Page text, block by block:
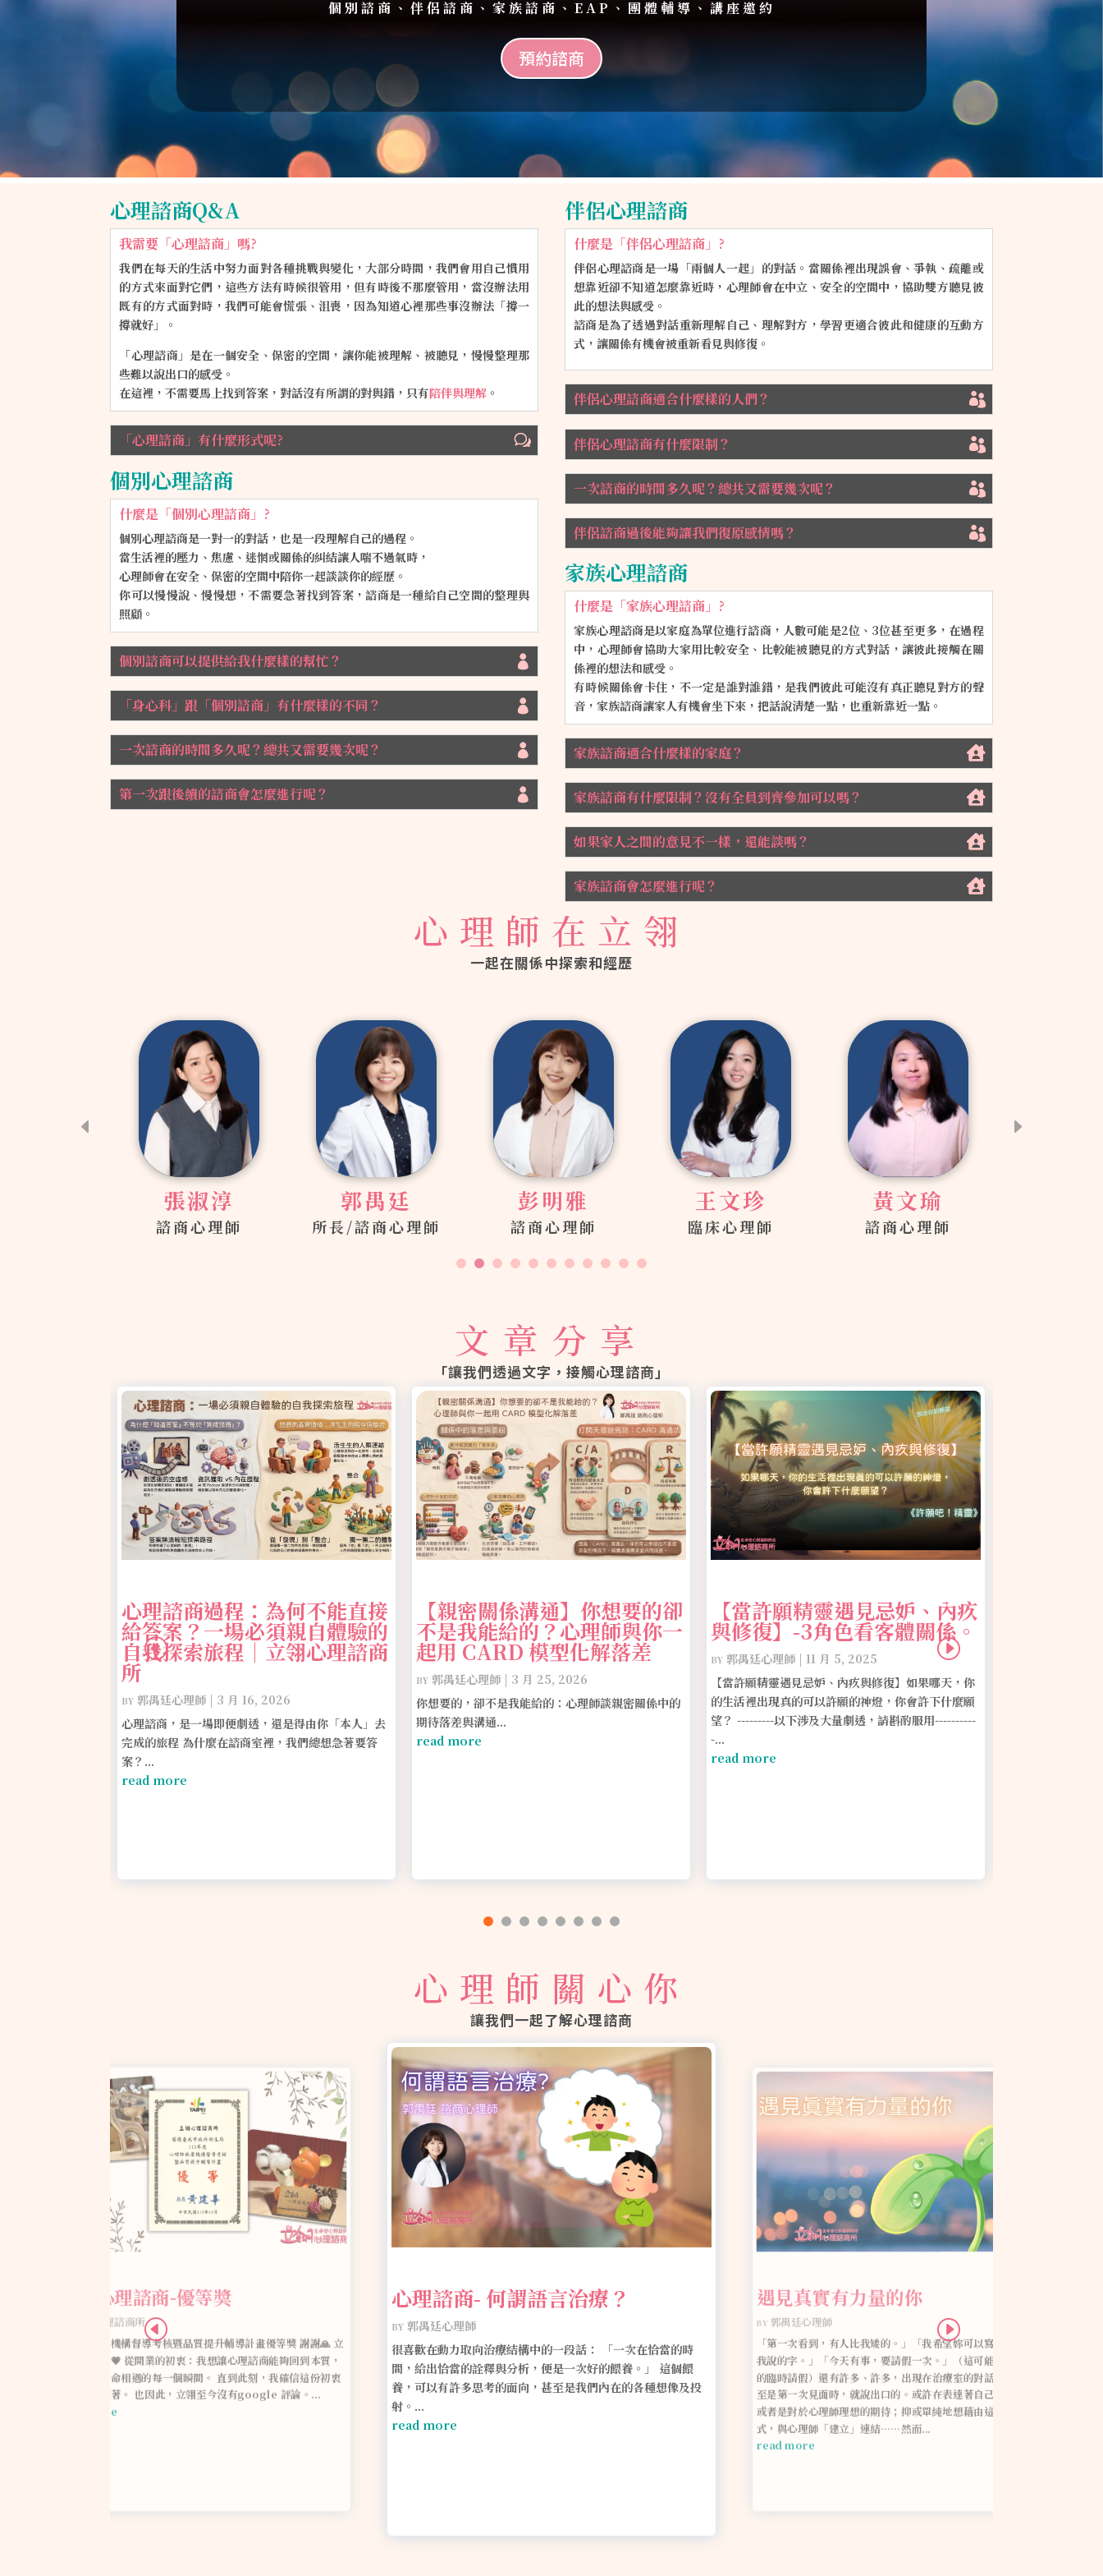
個別諮商、伴侶諮商、家族諮商、EAP、團體輔導、講座邀約
預約諮商
心理諮商Q&A
我需要「心理諮商」嗎?
我們在每天的生活中努力面對各種挑戰與變化，大部分時間，我們會用自己慣用
的方式來面對它們，這些方法有時候很管用，但有時後不那麼管用，當沒辦法用
既有的方式面對時，我們可能會慌張、沮喪，因為知道心裡那些事沒辦法「撐一
撐就好」。
「心理諮商」是在一個安全、保密的空間，讓你能被理解、被聽見，慢慢整理那
些難以說出口的感受。
在這裡，不需要馬上找到答案，對話沒有所謂的對與錯，只有陪伴與理解 。
「心理諮商」有什麼形式呢?
個別心理諮商
什麼是「個別心理諮商」?
個別心理諮商是一對一的對話，也是一段理解自己的過程。
當生活裡的壓力、焦慮、迷惘或關係的糾結讓人喘不過氣時，
心理師會在安全、保密的空間中陪你一起談談你的經歷。
你可以慢慢說、慢慢想，不需要急著找到答案，諮商是一種給自己空間的整理與
照顧。
個別諮商可以提供給我什麼樣的幫忙？
「身心科」跟「個別諮商」有什麼樣的不同？
一次諮商的時間多久呢？總共又需要幾次呢？
第一次跟後續的諮商會怎麼進行呢？
伴侶心理諮商
什麼是「伴侶心理諮商」?
伴侶心理諮商是一場「兩個人一起」的對話。當關係裡出現誤會、爭執、疏離或
想靠近卻不知道怎麼靠近時，心理師會在中立、安全的空間中，協助雙方聽見彼
此的想法與感受。
諮商是為了透過對話重新理解自己、理解對方，學習更適合彼此和健康的互動方
式，讓關係有機會被重新看見與修復。
伴侶心理諮商適合什麼樣的人們？
伴侶心理諮商有什麼限制？
一次諮商的時間多久呢？總共又需要幾次呢？
伴侶諮商過後能夠讓我們復原感情嗎？
家族心理諮商
什麼是「家族心理諮商」?
家族心理諮商是以家庭為單位進行諮商，人數可能是2位、3位甚至更多，在過程
中，心理師會協助大家用比較安全、比較能被聽見的方式對話，讓彼此接觸在關
係裡的想法和感受。
有時候關係會卡住，不一定是誰對誰錯，是我們彼此可能沒有真正聽見對方的聲
音，家族諮商讓家人有機會坐下來，把話說清楚一點，也重新靠近一點。
家族諮商適合什麼樣的家庭？
家族諮商有什麼限制？沒有全員到齊參加可以嗎？
如果家人之間的意見不一樣，還能談嗎？
家族諮商會怎麼進行呢？
心理師在立翎
一起在關係中探索和經歷
郭禺廷
所長/諮商心理師
彭明雅
諮商心理師
王文珍
臨床心理師
黃文瑜
諮商心理師
陳奕君
諮商心理師
文章分享
「讓我們透過文字，接觸心理諮商」
【當許願精靈遇見忌妒、內疚
與修復】-3角色看客體關係。
by 郭禺廷心理師| 11 月 5, 2025
【當許願精靈遇見忌妒、內疚與修復】如果哪天，你
的生活裡出現真的可以許願的神燈，你會許下什麼願
望？ ---------以下涉及大量劇透，請斟酌服用----------
-...
read more
【親密關係溝通】你想要的卻
不是我能給的？心理師與你一
起用 CARD 模型化解落差
by 郭禺廷心理師| 3 月 25, 2026
你想要的，卻不是我能給的：心理師談親密關係中的
期待落差與溝通...
read more
心理諮商過程：為何不能直接
給答案？一場必須親自體驗的
自我探索旅程｜立翎心理諮商
所
by 郭禺廷心理師| 3 月 16, 2026
心理諮商，是一場即便劇透，還是得由你「本人」去
完成的旅程 為什麼在諮商室裡，我們總想急著要答
案？...
read more
心理師關心你
讓我們一起了解心理諮商
立翎心理諮商-優等獎
立翎心理諮商所
心理師執業機構督導考核暨品質提升輔導計畫優等獎 謝謝🙏 立
翎衷心感謝💗 從開業的初衷：我想讓心理諮商能夠回到本質，
也就是與生命相遇的每一個瞬間。 直到此刻，我確信這份初衷
正在被實踐著。 也因此，立翎至今沒有google 評論。...
read more
心理諮商- 何謂語言治療？
by郭禺廷心理師
很喜歡在動力取向治療結構中的一段話： 「一次在恰當的時
間，給出恰當的詮釋與分析，便是一次好的餵養。」 這個餵
養，可以有許多思考的面向，甚至是我們內在的各種想像及投
射。...
read more
遇見真實有力量的你
by 郭禺廷心理師
「第一次看到，有人比我矮的。」「我希望妳可以寫下每一個
我說的字。」「今天有事，要請假一次。」（這可能是第六次
的臨時請假）還有許多、許多，出現在治療室的對話，有些甚
至是第一次見面時，就說出口的。或許在表達著自己的觀感；
或者是對於心理師理想的期待；抑或單純地想藉由這樣的方
式，與心理師「建立」連結……然而...
read more